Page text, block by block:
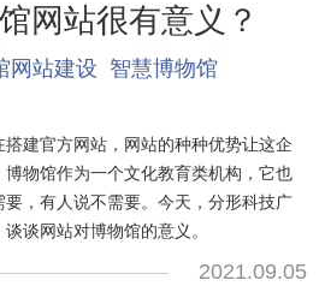
网站很有意义？
网站建设
智慧博物馆
建官方网站，网站的种种优势让这企
物馆作为一个文化教育类机构，它也
，有人说不需要。今天，分形科技广
谈网站对博物馆的意义。
2021.09.05